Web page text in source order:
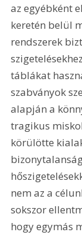
az egyébként
keretén belül
rendszerek
táblákat
szabványok
alapján a
tragikus
körülötte
nem az a
sokszor
hogy egymás